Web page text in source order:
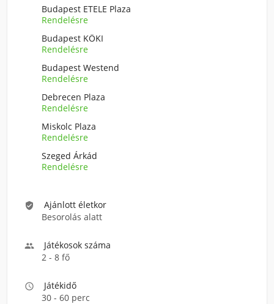
Budapest ETELE Plaza
Rendelésre
Budapest KÖKI
Rendelésre
Budapest Westend
Rendelésre
Debrecen Plaza
Rendelésre
Miskolc Plaza
Rendelésre
Szeged Árkád
Rendelésre

Ajánlott életkor
Besorolás alatt

Játékosok száma
2 - 8 fő

Játékidő
30 - 60 perc